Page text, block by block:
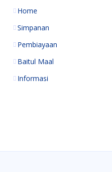
Home
Simpanan
Pembiayaan
Baitul Maal
Informasi